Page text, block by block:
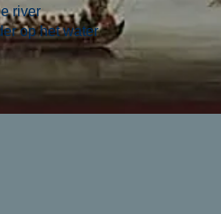
river
op het water